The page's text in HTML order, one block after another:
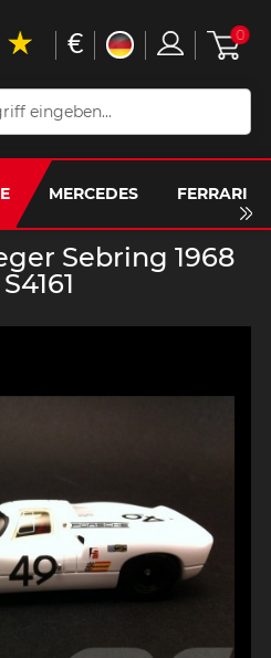
MERCEDES FERRARI
€ 0
Sebring 1968